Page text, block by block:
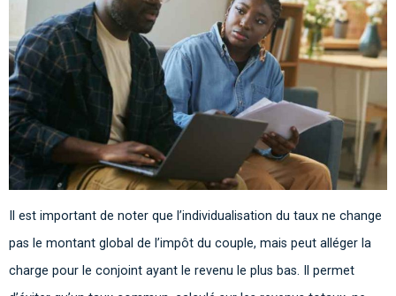
Il est important de noter que l’individualisation du taux ne change
pas le montant global de l’impôt du couple, mais peut alléger la
charge pour le conjoint ayant le revenu le plus bas. Il permet